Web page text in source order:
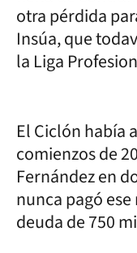
otra pérdida
Insúa, que
la Liga
El Ciclón había
comienzos de
Fernández en
nunca pagó
deuda de 750